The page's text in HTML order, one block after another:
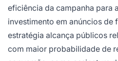
eficiência da campanha para
investimento em anúncios de
estratégia alcança públicos
com maior probabilidade de